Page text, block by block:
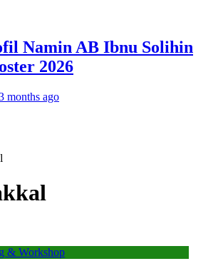
Namin AB Ibnu Solihin
2026
months ago
& Workshop